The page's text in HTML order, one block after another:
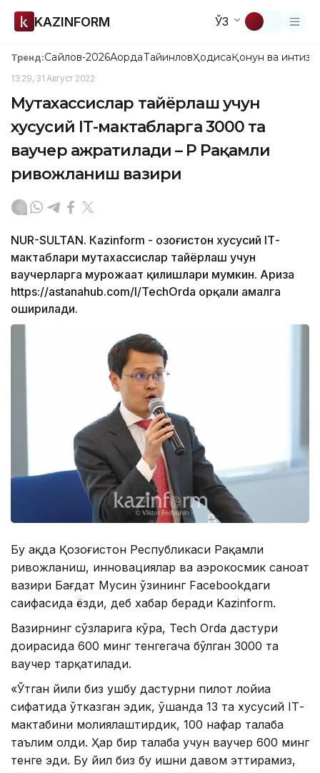
KAZINFORM ЎЗ
Тренд:Сайлов-2026АқордаТайинловҲодисаҚонун ва
13:29, 31 Август 2022
Мутахассислар тайёрлаш учун
хусусий IТ-мактабларга 3000 та
ваучер ажратилади – ҚР Рақамли
ривожланиш вазири
NUR-SULTAN. Кazinform - Қозоғистон хусусий IТ-
мактаблари мутахассислар тайёрлаш учун
ваучерларга мурожаат қилишлари мумкин. Ариза
https://astanahub.com/l/TechOrda орқали амалга
оширилади.
Бу ҳақда Қозоғистон Республикаси Рақамли
ривожланиш, инновациялар ва аэрокосмик саноат
вазири Бағдат Мусин ўзининг Facebookдаги
саҳифасида ёзди, деб хабар беради Kazinform.
Вазирнинг сўзларига кўра, Tech Orda дастури
доирасида 600 минг тенгегача бўлган 3000 та
ваучер тарқатилади.
«Ўтган йили биз ушбу дастурни пилот лойиҳа
сифатида ўтказган эдик, ўшанда 13 та хусусий IТ-
мактабини молиялаштирдик, 100 нафар талаба
таълим олди. Ҳар бир талаба учун ваучер 600 минг
тенге эди. Бу йил биз бу ишни давом эттирамиз,